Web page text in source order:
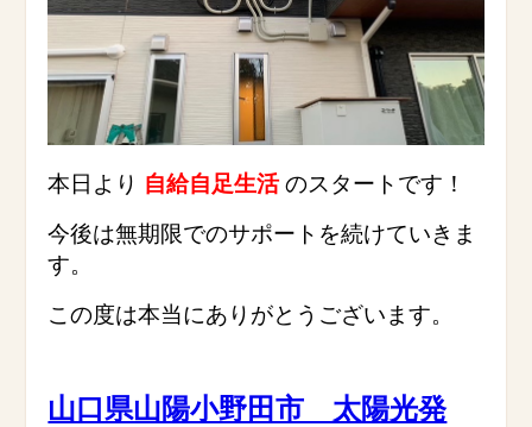
本日より 自給自足生活のスタートです！
今後は無期限でのサポートを続けていきま
す。
この度は本当にありがとうございます。
山口県山陽小野田市 太陽光発